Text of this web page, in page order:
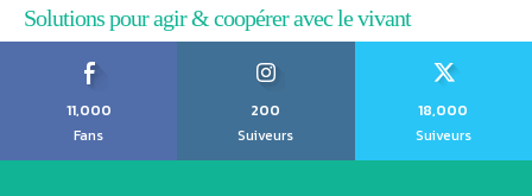
Solutions pour agir & coopérer avec le vivant
11,000
Fans
200
Suiveurs
18,000
Suiveurs